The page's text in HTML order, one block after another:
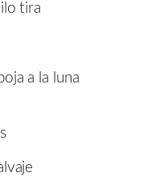
tira
a la luna